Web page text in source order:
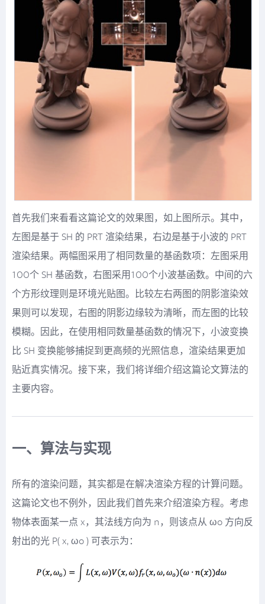
首先我们来看看这篇论文的效果图，如上图所示。其中，
左图是基于 SH 的 PRT 渲染结果，右边是基于小波的 PRT
渲染结果。两幅图采用了相同数量的基函数项：左图采用
100个 SH 基函数，右图采用100个小波基函数。中间的六
个方形纹理则是环境光贴图。比较左右两图的阴影渲染效
果则可以发现，右图的阴影边缘较为清晰，而左图的比较
模糊。因此，在使用相同数量基函数的情况下，小波变换
比 SH 变换能够捕捉到更高频的光照信息，渲染结果更加
贴近真实情况。接下来，我们将详细介绍这篇论文算法的
主要内容。
一、算法与实现
所有的渲染问题，其实都是在解决渲染方程的计算问题。
这篇论文也不例外，因此我们首先来介绍渲染方程。考虑
物体表面某一点 x，其法线方向为 n，则该点从 ωo 方向反
射出的光 P( x, ωo ) 可表示为：